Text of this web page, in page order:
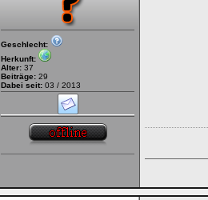
Geschlecht:
Herkunft:
Alter: 37
Beiträge: 29
Dabei seit: 03 / 2013